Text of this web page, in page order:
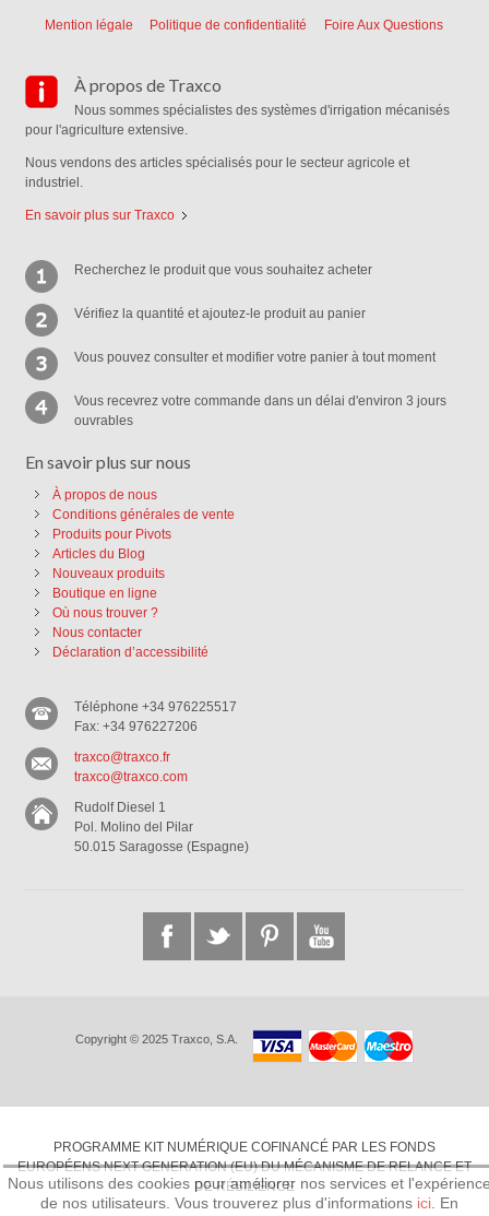
Nous utilisons des cookies pour améliorer nos services et
de nos utilisateurs. Vous trouverez plus d'informations ici. En
Mention légale Politique de confidentialité Foire Aux Questions
À propos de Traxco
Nous sommes spécialistes des systèmes d'irrigation mécanisés
pour l'agriculture extensive.
Nous vendons des articles spécialisés pour le secteur agricole et
industriel.
En savoir plus sur Traxco
Recherchez le produit que vous souhaitez acheter
Vérifiez la quantité et ajoutez-le produit au panier
Vous pouvez consulter et modifier votre panier à tout moment
Vous recevrez votre commande dans un délai d'environ 3 jours
ouvrables
En savoir plus sur nous
À propos de nous
Conditions générales de vente
Produits pour Pivots
Articles du Blog
Nouveaux produits
Boutique en ligne
Où nous trouver ?
Nous contacter
Déclaration d’accessibilité
Téléphone +34 976225517
Fax: +34 976227206
traxco@traxco.fr
traxco@traxco.com
Rudolf Diesel 1
Pol. Molino del Pilar
50.015 Saragosse (Espagne)
Copyright © 2025 Traxco, S.A.
PROGRAMME KIT NUMÉRIQUE COFINANCÉ PAR LES FONDS
EUROPÉENS NEXT GENERATION (EU) DU MÉCANISME DE RELANCE ET
DE RÉSILIENCE